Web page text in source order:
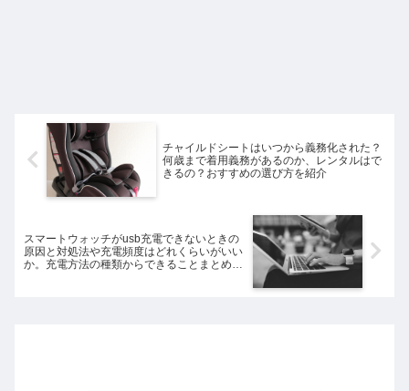
チャイルドシートはいつから義務化された？
何歳まで着用義務があるのか、レンタルはで
きるの？おすすめの選び方を紹介
スマートウォッチがusb充電できないときの
原因と対処法や充電頻度はどれくらいがいい
か。充電方法の種類からできることまとめを